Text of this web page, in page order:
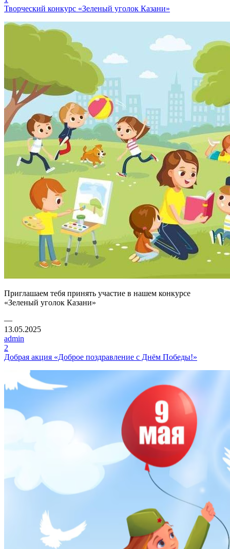
Творческий конкурс «Зеленый уголок Казани»
Приглашаем тебя принять участие в нашем конкурсе
«Зеленый уголок Казани»
—
13.05.2025
admin
2
Добрая акция «Доброе поздравление с Днём Победы!»